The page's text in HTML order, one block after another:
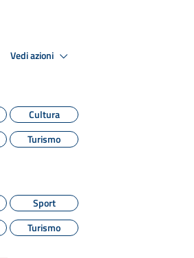
Vedi azioni
Cultura
Turismo
Sport
Turismo